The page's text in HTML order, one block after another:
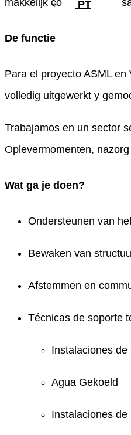
PT
makkelijk conoció a
De functie
Para el proyecto ASML
volledig uitgewerkt y
Trabajamos en un sector
Oplevermomenten,
Wat ga je doen?
Ondersteunen van
Bewaken van
Afstemmen en
Técnicas de soporte
Instalaciones de
Agua Gekoeld
Instalaciones de